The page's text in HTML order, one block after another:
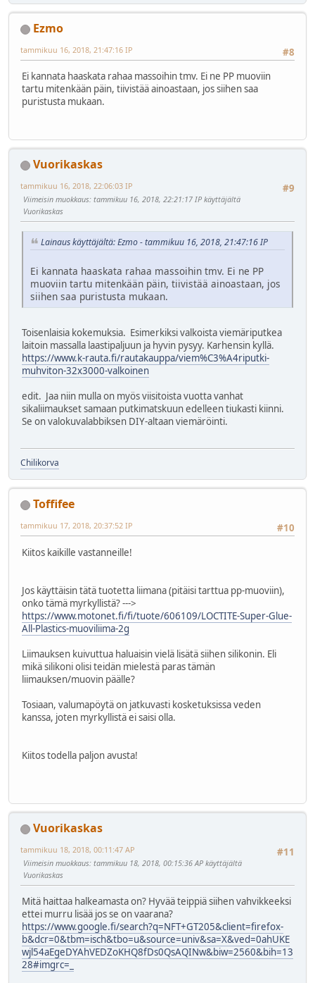
Ezmo
#8
tammikuu 16, 2018, 21:47:16 IP
Ei kannata haaskata rahaa massoihin tmv. Ei ne PP muoviin
tartu mitenkään päin, tiivistää ainoastaan, jos siihen saa
puristusta mukaan.
Vuorikaskas
#9
tammikuu 16, 2018, 22:06:03 IP
Viimeisin muokkaus: tammikuu 16, 2018, 22:21:17 IP käyttäjältä
Vuorikaskas
Lainaus käyttäjältä: Ezmo - tammikuu 16, 2018, 21:47:16 IP
Ei kannata haaskata rahaa massoihin tmv. Ei ne PP
muoviin tartu mitenkään päin, tiivistää ainoastaan, jos
siihen saa puristusta mukaan.
Toisenlaisia kokemuksia. Esimerkiksi valkoista viemäriputkea
laitoin massalla laastipaljuun ja hyvin pysyy. Karhensin kyllä.
https://www.k-rauta.fi/rautakauppa/viem%C3%A4riputki-
muhviton-32x3000-valkoinen
edit. Jaa niin mulla on myös viisitoista vuotta vanhat
sikaliimaukset samaan putkimatskuun edelleen tiukasti kiinni.
Se on valokuvalabbiksen DIY-altaan viemäröinti.
Chilikorva
Toffifee
#10
tammikuu 17, 2018, 20:37:52 IP
Kiitos kaikille vastanneille!
Jos käyttäisin tätä tuotetta liimana (pitäisi tarttua pp-muoviin),
onko tämä myrkyllistä? --->
https://www.motonet.fi/fi/tuote/606109/LOCTITE-Super-Glue-
All-Plastics-muoviliima-2g
Liimauksen kuivuttua haluaisin vielä lisätä siihen silikonin. Eli
mikä silikoni olisi teidän mielestä paras tämän
liimauksen/muovin päälle?
Tosiaan, valumapöytä on jatkuvasti kosketuksissa veden
kanssa, joten myrkyllistä ei saisi olla.
Kiitos todella paljon avusta!
Vuorikaskas
#11
tammikuu 18, 2018, 00:11:47 AP
Viimeisin muokkaus: tammikuu 18, 2018, 00:15:36 AP käyttäjältä
Vuorikaskas
Mitä haittaa halkeamasta on? Hyvää teippiä siihen vahvikkeeksi
ettei murru lisää jos se on vaarana?
https://www.google.fi/search?q=NFT+GT205&client=firefox-
b&dcr=0&tbm=isch&tbo=u&source=univ&sa=X&ved=0ahUKE
wjl54aEgeDYAhVEDZoKHQ8fDs0QsAQINw&biw=2560&bih=13
28#imgrc=_